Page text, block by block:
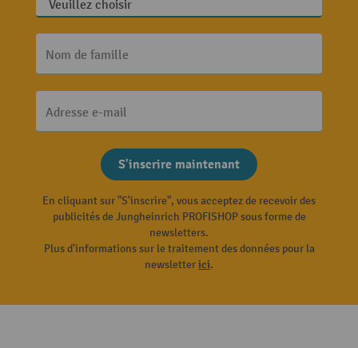
Nom de famille
Adresse e-mail
S'inscrire maintenant
En cliquant sur "S'inscrire", vous acceptez de recevoir des
publicités de Jungheinrich PROFISHOP sous forme de
newsletters.
Plus d'informations sur le traitement des données pour la
newsletterici.